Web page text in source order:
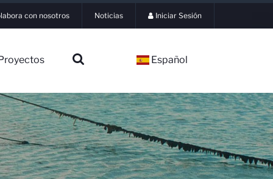
con nosotros Noticias Iniciar Sesión
Español